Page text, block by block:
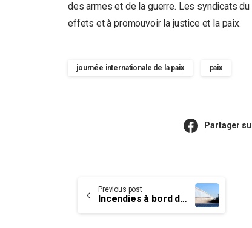
des armes et de la guerre. Les syndicats
effets et à promouvoir la justice et la paix.
journée internationale de la paix paix
Partager
Continue
Previous post
Incendies à bord des navires : enquête du BST sur la préparation et l’intervention